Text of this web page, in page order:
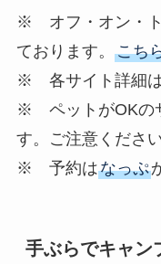
※ オフ・オン・ト
ております。 こち
※ 各サイト詳細
※ ペットがOKの
す。ご注意ください
※ 予約はなっぷ
手ぶらでキャン